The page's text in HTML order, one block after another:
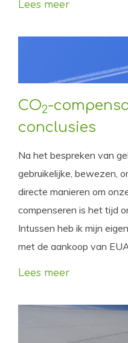
Lees meer
CO2-
conclusies
Na het bespreken van
gebruikelijke, bewezen,
directe manieren om
compenseren is het tijd
Intussen heb ik mijn
met de aankoop van
Lees meer